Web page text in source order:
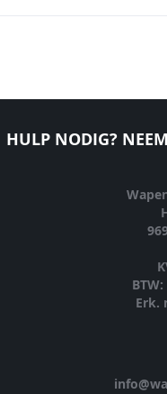
HULP NODIG?
Erk.